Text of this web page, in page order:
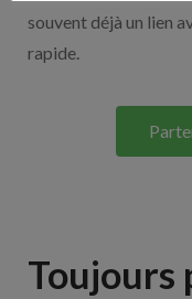
souvent déjà un lien
rapide.
Toujours